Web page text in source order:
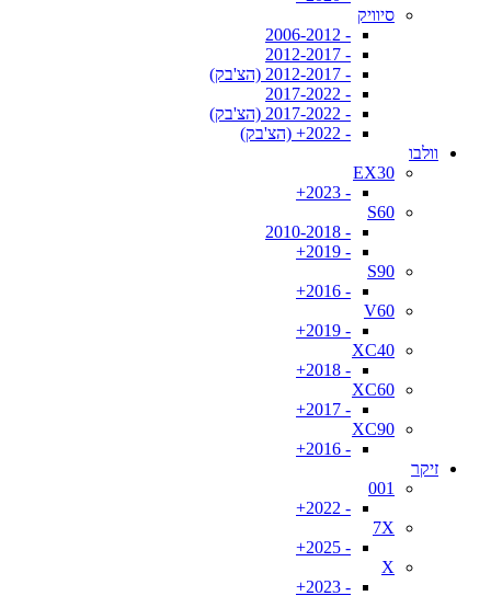
סיוויק
- 2006-2012
- 2012-2017
- 2012-2017 (הצ'בק)
- 2017-2022
- 2017-2022 (הצ'בק)
- 2022+ (הצ'בק)
וולבו
EX30
- 2023+
S60
- 2010-2018
- 2019+
S90
- 2016+
V60
- 2019+
XC40
- 2018+
XC60
- 2017+
XC90
- 2016+
זיקר
001
- 2022+
7X
- 2025+
X
- 2023+